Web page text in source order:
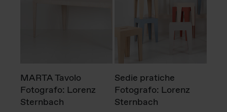
MARTA Tavolo
Fotografo: Lorenz
Sternbach
Sedie pratiche
Fotografo: Lorenz
Sternbach